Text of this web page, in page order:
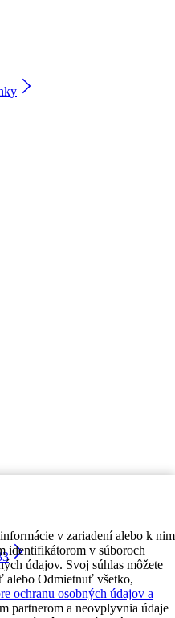
v zariadení alebo k nim
identifikátorom v súboroch
údajov. Svoj súhlas môžete
Odmietnuť všetko,
ochranu osobných údajov a
partnerom a neovplyvnia údaje